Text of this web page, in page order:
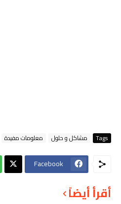
Tags مشاكل و حلول معلومات مفيدة
Facebook
أقرأ أيضاً